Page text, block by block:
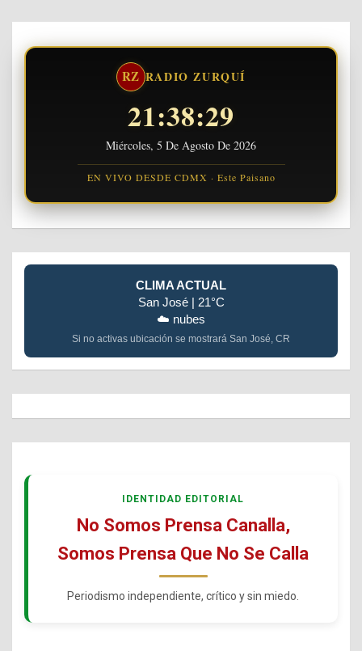
RZ RADIO ZURQUÍ
21:38:30
Miércoles, 5 De Agosto De 2026
EN VIVO DESDE CDMX · Este Paisano
CLIMA ACTUAL
San José | 21°C
☁️ nubes
Si no activas ubicación se mostrará San José, CR
IDENTIDAD EDITORIAL
No Somos Prensa Canalla,
Somos Prensa Que No Se Calla
Periodismo independiente, crítico y sin miedo.